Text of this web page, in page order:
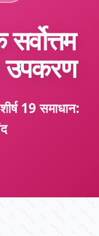
उपकरण
19 समाधान: